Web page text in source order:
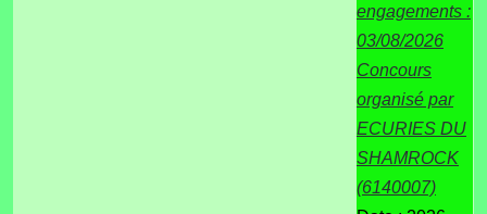
engagements :
03/08/2026
Concours
organisé par
ECURIES DU
SHAMROCK
(6140007)